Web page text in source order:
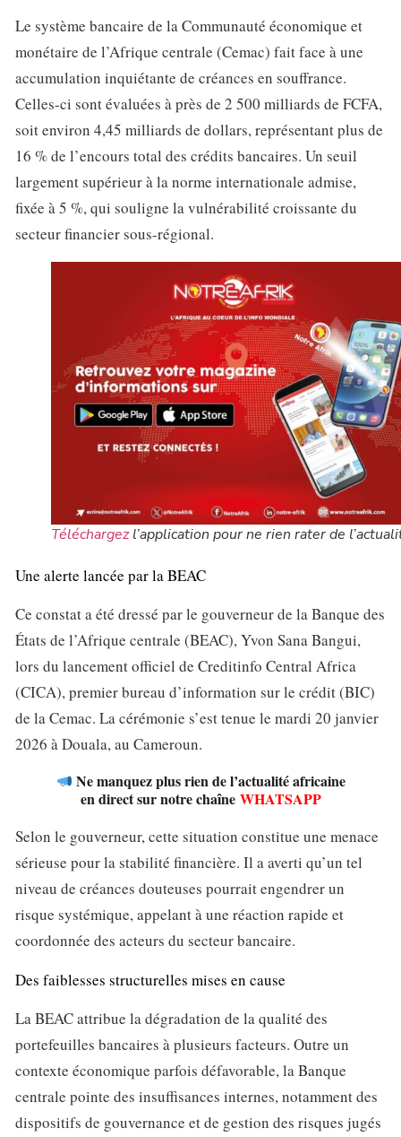
Le système bancaire de la Communauté économique et
monétaire de l’Afrique centrale (Cemac) fait face à une
accumulation inquiétante de créances en souffrance.
Celles-ci sont évaluées à près de 2 500 milliards de FCFA,
soit environ 4,45 milliards de dollars, représentant plus de
16 % de l’encours total des crédits bancaires. Un seuil
largement supérieur à la norme internationale admise,
fixée à 5 %, qui souligne la vulnérabilité croissante du
secteur financier sous-régional.
Téléchargezl’application pour ne rien rater de
Une alerte lancée par la BEAC
Ce constat a été dressé par le gouverneur de la Banque des
États de l’Afrique centrale (BEAC), Yvon Sana Bangui,
lors du lancement officiel de Creditinfo Central Africa
(CICA), premier bureau d’information sur le crédit (BIC)
de la Cemac. La cérémonie s’est tenue le mardi 20 janvier
2026 à Douala, au Cameroun.
Ne manquez plus rien de l’actualité africaine
en direct sur notre chaîne WHATSAPP
Selon le gouverneur, cette situation constitue une menace
sérieuse pour la stabilité financière. Il a averti qu’un tel
niveau de créances douteuses pourrait engendrer un
risque systémique, appelant à une réaction rapide et
coordonnée des acteurs du secteur bancaire.
Des faiblesses structurelles mises en cause
La BEAC attribue la dégradation de la qualité des
portefeuilles bancaires à plusieurs facteurs. Outre un
contexte économique parfois défavorable, la Banque
centrale pointe des insuffisances internes, notamment des
dispositifs de gouvernance et de gestion des risques jugés